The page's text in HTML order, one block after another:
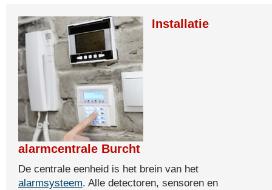
Installatie
alarmcentrale Burcht
De centrale eenheid is het brein van het
alarmsysteem. Alle detectoren, sensoren en